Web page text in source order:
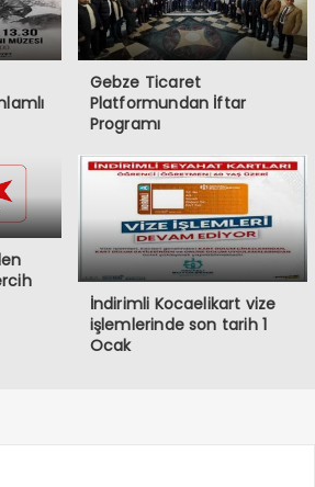
Gebze Ticaret
Platformundan İftar
Programı
İndirimli Kocaelikart vize
işlemlerinde son tarih 1
Ocak